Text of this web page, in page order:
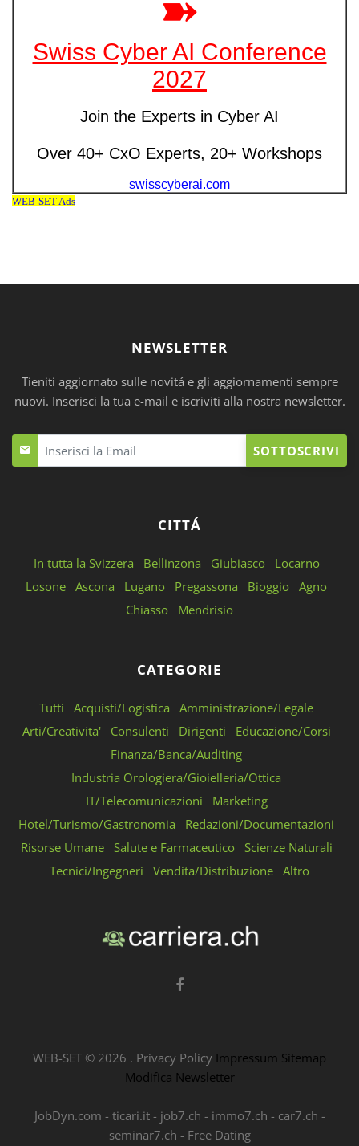
NEWSLETTER
Tieniti aggiornato sulle novitá e gli aggiornamenti sempre
nuovi. Inserisci la tua e-mail e iscriviti alla nostra newsletter.
SOTTOSCRIVI
CITTÁ
In tutta la Svizzera Bellinzona Giubiasco
Locarno
Losone Ascona Lugano Pregassona Bioggio Agno
Chiasso
Mendrisio
CATEGORIE
Tutti Acquisti/Logistica
Amministrazione/Legale
Arti/Creativita'
Consulenti Dirigenti
Educazione/Corsi
Finanza/Banca/Auditing
Industria Orologiera/Gioielleria/Ottica
IT/Telecomunicazioni
Marketing
Hotel/Turismo/Gastronomia
Redazioni/Documentazioni
Risorse Umane
Salute e Farmaceutico
Scienze Naturali
Tecnici/Ingegneri
Vendita/Distribuzione Altro
WEB-SET © 2026 . Privacy Policy Impressum Sitemap
Modifica Newsletter
JobDyn.com - ticari.it- job7.ch - immo7.ch - car7.ch -
seminar7.ch - Free Dating